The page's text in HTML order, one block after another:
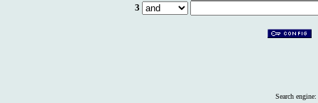
3
Search engine: